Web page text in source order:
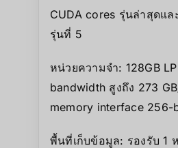
CUDA cores รุ่นล่าสุดแล
รุ่นที่ 5
หน่วยความจำ: 128GB
bandwidth สูงถึง 273
memory interface 256-
พื้นที่เก็บข้อมูล: รองรับ 1